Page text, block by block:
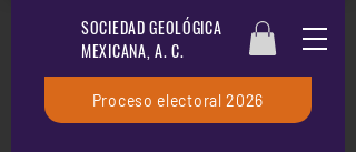
SOCIEDAD GEOLÓGICA
MEXICANA, A. C.
Proceso electoral 2026